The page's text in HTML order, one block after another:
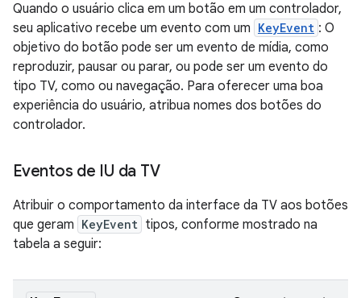
Quando o usuário clica em um botão em um controlador,
seu aplicativo recebe um evento com um KeyEvent : O
objetivo do botão pode ser um evento de mídia, como
reproduzir, pausar ou parar, ou pode ser um evento do
tipo TV, como ou navegação. Para oferecer uma boa
experiência do usuário, atribua nomes dos botões do
controlador.
Eventos de IU da TV
Atribuir o comportamento da interface da TV aos botões
que geram KeyEvent tipos, conforme mostrado na
tabela a seguir: